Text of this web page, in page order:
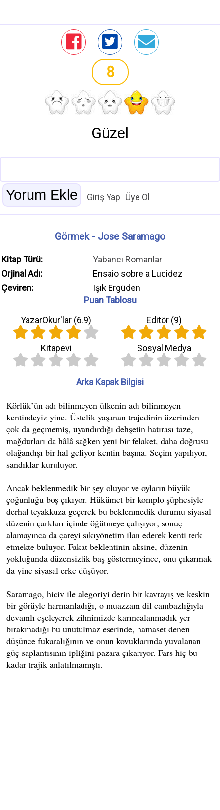
8
Güzel
Giriş Yap Üye Ol
Görmek - Jose Saramago
Kitap Türü:
Yabancı Romanlar
Orjinal Adı:
Ensaio sobre a Lucidez
Çeviren:
Işık Ergüden
Puan Tablosu
YazarOkur'lar (6.9) Editör (9)
Kitapevi Sosyal Medya
Arka Kapak Bilgisi